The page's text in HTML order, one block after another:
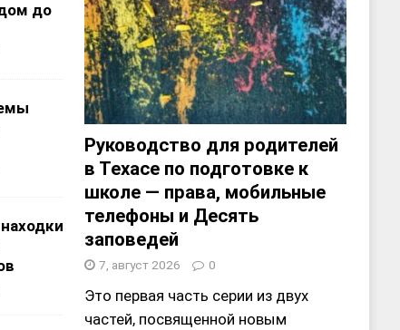
до
Руководство для родителей
в Техасе по подготовке к
школе — права, мобильные
телефоны и Десять
заповедей
7, август 2026 0
Это первая часть серии из двух
частей, посвященной новым